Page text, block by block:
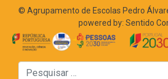
© Agrupamento de Escolas Pedro
powered by: Sentido